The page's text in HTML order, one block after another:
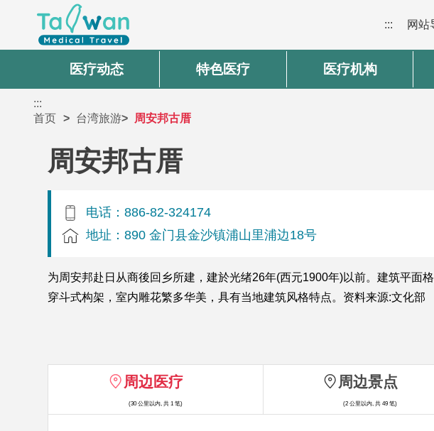
::: 网站
医疗动态 特色医疗 医疗机构
:::
首页
台湾旅游 周安邦古厝
周安邦古厝
电话：886-82-324174
地址：890 金门县金沙镇浦山里浦边18号
为周安邦赴日从商後回乡所建，建於光绪26年(西元1900年)以前。建筑平面
穿斗式构架，室内雕花繁多华美，具有当地建筑风格特点。资料来源:文化部
周边医疗
(30 公里以内, 共 1 笔)
周边景点
(2 公里以内, 共 49 笔)